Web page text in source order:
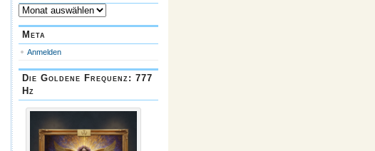
Archiv
Meta
Anmelden
Die Goldene Frequenz: 777
Hz